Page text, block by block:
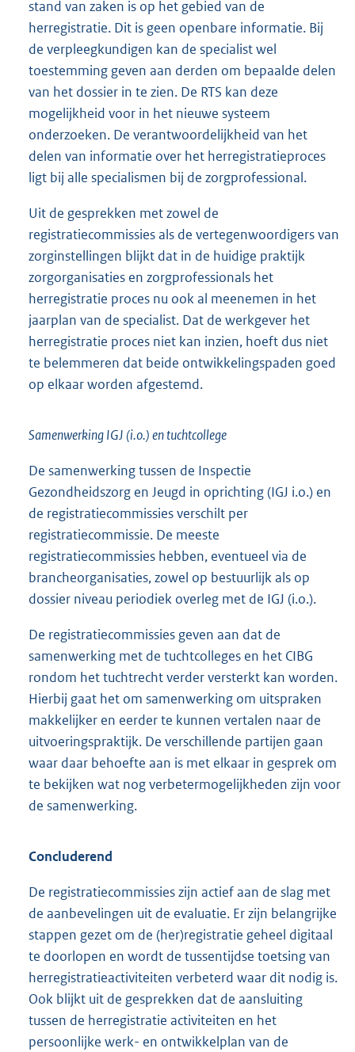
stand van zaken is op het gebied van de
herregistratie. Dit is geen openbare informatie. Bij
de verpleegkundigen kan de specialist wel
toestemming geven aan derden om bepaalde delen
van het dossier in te zien. De RTS kan deze
mogelijkheid voor in het nieuwe systeem
onderzoeken. De verantwoordelijkheid van het
delen van informatie over het herregistratieproces
ligt bij alle specialismen bij de zorgprofessional.
Uit de gesprekken met zowel de
registratiecommissies als de vertegenwoordigers van
zorginstellingen blijkt dat in de huidige praktijk
zorgorganisaties en zorgprofessionals het
herregistratie proces nu ook al meenemen in het
jaarplan van de specialist. Dat de werkgever het
herregistratie proces niet kan inzien, hoeft dus niet
te belemmeren dat beide ontwikkelingspaden goed
op elkaar worden afgestemd.
Samenwerking IGJ (i.o.) en tuchtcollege
De samenwerking tussen de Inspectie
Gezondheidszorg en Jeugd in oprichting (IGJ i.o.) en
de registratiecommissies verschilt per
registratiecommissie. De meeste
registratiecommissies hebben, eventueel via de
brancheorganisaties, zowel op bestuurlijk als op
dossier niveau periodiek overleg met de IGJ (i.o.).
De registratiecommissies geven aan dat de
samenwerking met de tuchtcolleges en het CIBG
rondom het tuchtrecht verder versterkt kan worden.
Hierbij gaat het om samenwerking om uitspraken
makkelijker en eerder te kunnen vertalen naar de
uitvoeringspraktijk. De verschillende partijen gaan
waar daar behoefte aan is met elkaar in gesprek om
te bekijken wat nog verbetermogelijkheden zijn voor
de samenwerking.
Concluderend
De registratiecommissies zijn actief aan de slag met
de aanbevelingen uit de evaluatie. Er zijn belangrijke
stappen gezet om de (her)registratie geheel digitaal
te doorlopen en wordt de tussentijdse toetsing van
herregistratieactiviteiten verbeterd waar dit nodig is.
Ook blijkt uit de gesprekken dat de aansluiting
tussen de herregistratie activiteiten en het
persoonlijke werk- en ontwikkelplan van de